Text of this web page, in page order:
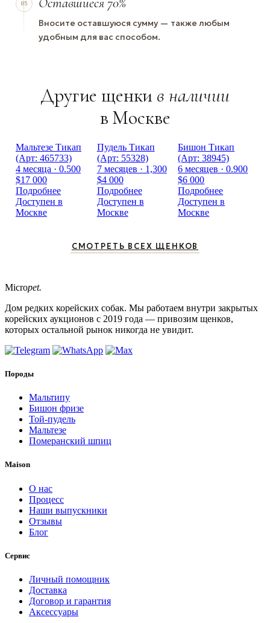
05
Вносите оставшуюся сумму — также любым
удобным для вас способом.
Другие щенки в наличии
в Москве
Мальтезе Тикап
(Арт: 465733)
4 месяца · 0.500
$17 000
Подробнее
Доступен в
Москве
Пудель Тикап
(Арт: 55328)
7 месяцев · 1,300
$4 000
Подробнее
Доступен в
Москве
Бишон Тикап
(Арт: 38945)
6 месяцев · 0.900
$6 000
Подробнее
Доступен в
Москве
СМОТРЕТЬ ВСЕХ ЩЕНКОВ
Micropet.
Дом редких корейских собак. Мы работаем внутри закрытых
корейских аукционов с 2019 года — привозим щенков,
которых остальной рынок никогда не увидит.
Породы
Мальтипу
Бишон фризе
Той-пудель
Мальтезе
Померанский шпиц
Maison
О нас
Процесс
Наши выпускники
Отзывы
Блог
Сервис
Личный помощник
Доставка
Договор и гарантия
Аксессуары